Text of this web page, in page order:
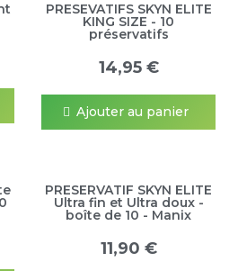
PRESEVATIFS SKYN ELITE
KING SIZE - 10
préservatifs
14,95 €
Ajouter au panier
PRESERVATIF SKYN ELITE
Ultra fin et Ultra doux -
boîte de 10 - Manix
11,90 €